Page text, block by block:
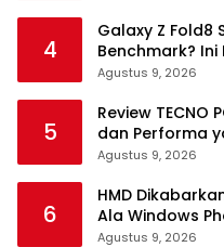
4
Galaxy Z Fold8
Benchmark? Ini
Agustus 9, 2026
5
Review TECNO
dan Performa
Agustus 9, 2026
6
HMD
Ala Windows
Agustus 9, 2026